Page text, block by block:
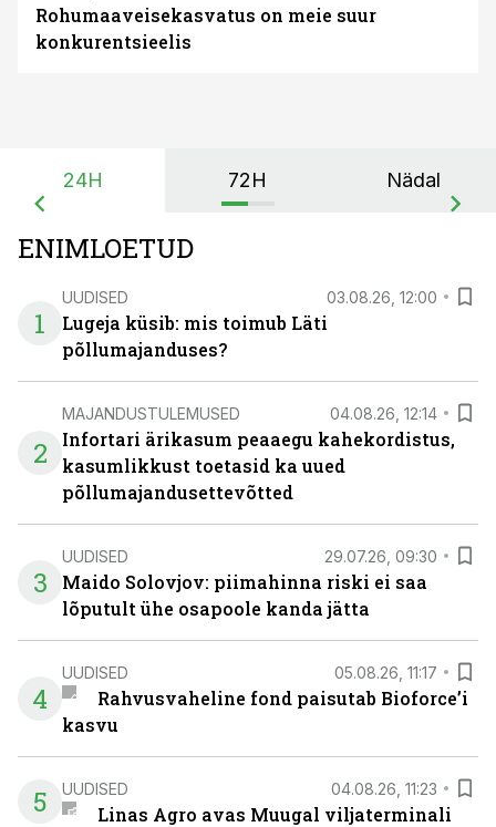
Rohumaaveisekasvatus on meie suur
konkurentsieelis
24H 72H Nädal
ENIMLOETUD
1
UUDISED 03.08.26, 12:00
Lugeja küsib: mis toimub Läti
põllumajanduses?
2
MAJANDUSTULEMUSED 04.08.26, 12:14
Infortari ärikasum peaaegu kahekordistus,
kasumlikkust toetasid ka uued
põllumajandusettevõtted
3
UUDISED 29.07.26, 09:30
Maido Solovjov: piimahinna riski ei saa
lõputult ühe osapoole kanda jätta
4
UUDISED 05.08.26, 11:17
Rahvusvaheline fond paisutab Bioforce’i
kasvu
5 UUDISED 04.08.26, 11:23
Linas Agro avas Muugal viljaterminali